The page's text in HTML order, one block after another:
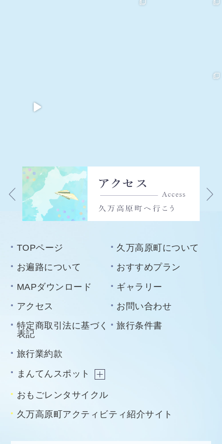
TOPページ
久万高原町について
お遍路について
おすすめプラン
MAPダウンロード
ギャラリー
アクセス
お問い合わせ
特定商取引法に基づく
表記
旅行条件書
旅行業約款
まんてんスポット
おもごレンタサイクル
久万高原町アクティビティ紹介サイト